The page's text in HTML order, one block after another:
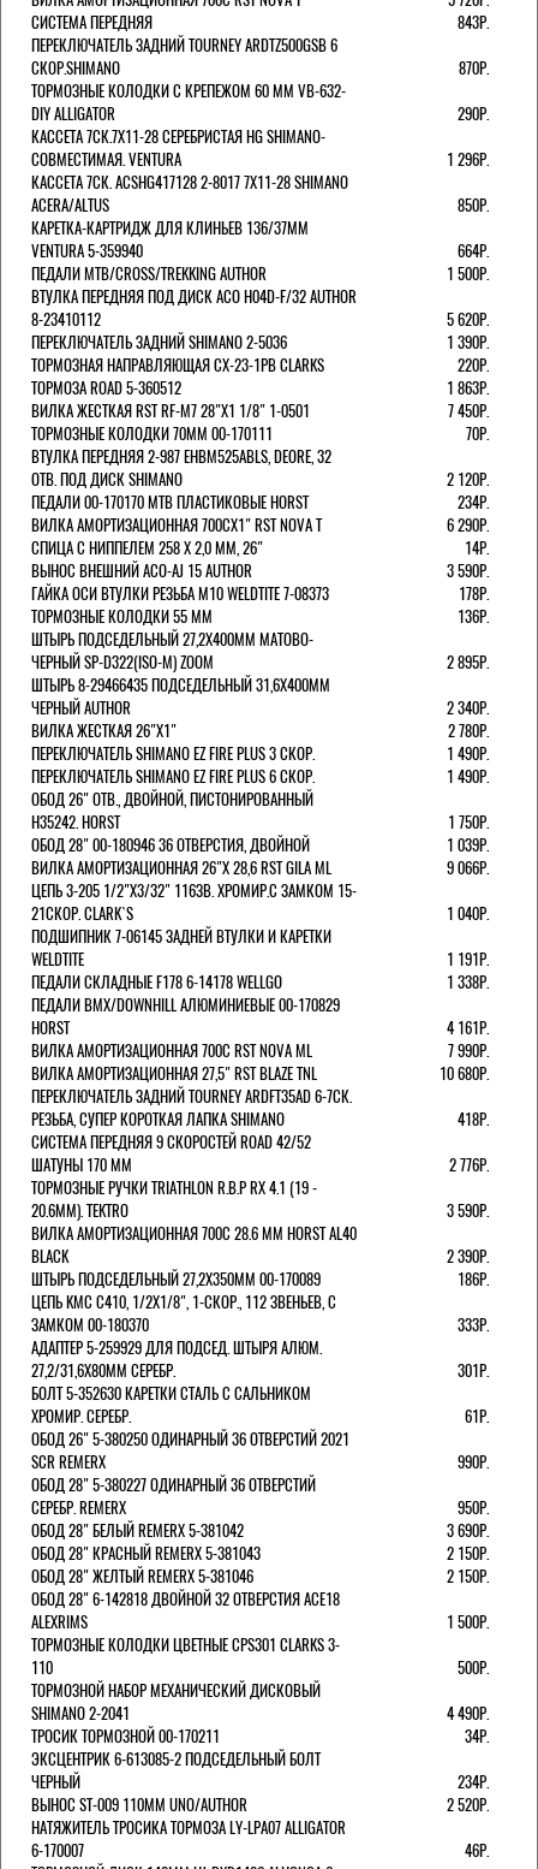
СИСТЕМА ПЕРЕДНЯЯ
843Р.
ПЕРЕКЛЮЧАТЕЛЬ ЗАДНИЙ TOURNEY ARDTZ500GSB 6
СКОР.SHIMANO
870Р.
ТОРМОЗНЫЕ КОЛОДКИ С КРЕПЕЖОМ 60 ММ VB-632-
DIY ALLIGATOR
290Р.
КАССЕТА 7СК.7Х11-28 СЕРЕБРИСТАЯ HG SHIMANO-
СОВМЕСТИМАЯ. VENTURA
1 296Р.
КАССЕТА 7СК. ACSHG417128 2-8017 7Х11-28 SHIMANO
ACERA/ALTUS
850Р.
КАРЕТКА-КАРТРИДЖ ДЛЯ КЛИНЬЕВ 136/37ММ
VENTURA 5-359940
664Р.
ПЕДАЛИ MTB/CROSS/TREKKING AUTHOR
1 500Р.
ВТУЛКА ПЕРЕДНЯЯ ПОД ДИСК ACO H04D-F/32 AUTHOR
8-23410112
5 620Р.
ПЕРЕКЛЮЧАТЕЛЬ ЗАДНИЙ SHIMANO 2-5036
1 390Р.
ТОРМОЗНАЯ НАПРАВЛЯЮЩАЯ CX-23-1PB CLARKS
220Р.
ТОРМОЗА ROAD 5-360512
1 863Р.
ВИЛКА ЖЕСТКАЯ RST RF-M7 28"Х1 1/8" 1-0501
7 450Р.
ТОРМОЗНЫЕ КОЛОДКИ 70ММ 00-170111
70Р.
ВТУЛКА ПЕРЕДНЯЯ 2-987 EHBM525ABLS, DEORE, 32
ОТВ. ПОД ДИСК SHIMANO
2 120Р.
ПЕДАЛИ 00-170170 МТВ ПЛАСТИКОВЫЕ HORST
234Р.
ВИЛКА АМОРТИЗАЦИОННАЯ 700СХ1" RST NOVA T
6 290Р.
СПИЦА С НИППЕЛЕМ 258 Х 2,0 ММ, 26"
14Р.
ВЫНОС ВНЕШНИЙ ACO-AJ 15 AUTHOR
3 590Р.
ГАЙКА ОСИ ВТУЛКИ РЕЗЬБА М10 WELDTITE 7-08373
178Р.
ТОРМОЗНЫЕ КОЛОДКИ 55 ММ
136Р.
ШТЫРЬ ПОДСЕДЕЛЬНЫЙ 27,2Х400ММ МАТОВО-
ЧЕРНЫЙ SP-D322(ISO-M) ZOOM
2 895Р.
ШТЫРЬ 8-29466435 ПОДСЕДЕЛЬНЫЙ 31,6X400ММ
ЧЕРНЫЙ AUTHOR
2 340Р.
ВИЛКА ЖЕСТКАЯ 26"Х1"
2 780Р.
ПЕРЕКЛЮЧАТЕЛЬ SHIMANO EZ FIRE PLUS 3 СКОР.
1 490Р.
ПЕРЕКЛЮЧАТЕЛЬ SHIMANO EZ FIRE PLUS 6 СКОР.
1 490Р.
ОБОД 26" ОТВ., ДВОЙНОЙ, ПИСТОНИРОВАННЫЙ
H35242. HORST
1 750Р.
ОБОД 28" 00-180946 36 ОТВЕРСТИЯ, ДВОЙНОЙ
1 039Р.
ВИЛКА АМОРТИЗАЦИОННАЯ 26"Х 28,6 RST GILA ML
9 066Р.
ЦЕПЬ 3-205 1/2"X3/32" 116ЗВ. ХРОМИР.С ЗАМКОМ 15-
21СКОР. CLARK`S
1 040Р.
ПОДШИПНИК 7-06145 ЗАДНЕЙ ВТУЛКИ И КАРЕТКИ
WELDTITE
1 191Р.
ПЕДАЛИ СКЛАДНЫЕ F178 6-14178 WELLGO
1 338Р.
ПЕДАЛИ BMX/DOWNHILL АЛЮМИНИЕВЫЕ 00-170829
HORST
4 161Р.
ВИЛКА АМОРТИЗАЦИОННАЯ 700С RST NOVA ML
7 990Р.
ВИЛКА АМОРТИЗАЦИОННАЯ 27,5" RST BLAZE TNL
10 680Р.
ПЕРЕКЛЮЧАТЕЛЬ ЗАДНИЙ TOURNEY ARDFT35AD 6-7СК.
РЕЗЬБА, СУПЕР КОРОТКАЯ ЛАПКА SHIMANO
418Р.
СИСТЕМА ПЕРЕДНЯЯ 9 СКОРОСТЕЙ ROAD 42/52
ШАТУНЫ 170 ММ
2 776Р.
ТОРМОЗНЫЕ РУЧКИ TRIATHLON R.B.P RX 4.1 (19 -
20.6ММ). TEKTRO
3 590Р.
ВИЛКА АМОРТИЗАЦИОННАЯ 700C 28.6 ММ HORST AL40
BLACK
2 390Р.
ШТЫРЬ ПОДСЕДЕЛЬНЫЙ 27,2Х350ММ 00-170089
186Р.
ЦЕПЬ KMC C410, 1/2Х1/8", 1-СКОР., 112 ЗВЕНЬЕВ, С
ЗАМКОМ 00-180370
333Р.
АДАПТЕР 5-259929 ДЛЯ ПОДСЕД. ШТЫРЯ АЛЮМ.
27,2/31,6Х80ММ СЕРЕБР.
301Р.
БОЛТ 5-352630 КАРЕТКИ СТАЛЬ С САЛЬНИКОМ
ХРОМИР. СЕРЕБР.
61Р.
ОБОД 26" 5-380250 ОДИНАРНЫЙ 36 ОТВЕРСТИЙ 2021
SCR REMERX
990Р.
ОБОД 28" 5-380227 ОДИНАРНЫЙ 36 ОТВЕРСТИЙ
СЕРЕБР. REMERX
950Р.
ОБОД 28" БЕЛЫЙ REMERX 5-381042
3 690Р.
ОБОД 28" КРАСНЫЙ REMERX 5-381043
2 150Р.
ОБОД 28" ЖЕЛТЫЙ REMERX 5-381046
2 150Р.
ОБОД 28" 6-142818 ДВОЙНОЙ 32 ОТВЕРСТИЯ ACE18
ALEXRIMS
1 500Р.
ТОРМОЗНЫЕ КОЛОДКИ ЦВЕТНЫЕ CPS301 CLARKS 3-
110
500Р.
ТОРМОЗНОЙ НАБОР МЕХАНИЧЕСКИЙ ДИСКОВЫЙ
SHIMANO 2-2041
4 490Р.
ТРОСИК ТОРМОЗНОЙ 00-170211
34Р.
ЭКСЦЕНТРИК 6-613085-2 ПОДСЕДЕЛЬНЫЙ БОЛТ
ЧЕРНЫЙ
234Р.
ВЫНОС ST-009 110ММ UNO/AUTHOR
2 520Р.
НАТЯЖИТЕЛЬ ТРОСИКА ТОРМОЗА LY-LPA07 ALLIGATOR
6-170007
46Р.